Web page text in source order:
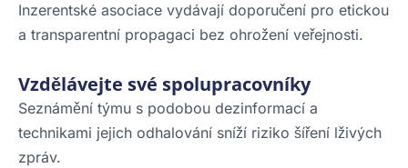
Inzerentské asociace vydávají doporučení pro etickou
a transparentní propagaci bez ohrožení veřejnosti.
Vzdělávejte své spolupracovníky
Seznámění týmu s podobou dezinformací a
technikami jejich odhalování sníží riziko šíření lživých
zpráv.